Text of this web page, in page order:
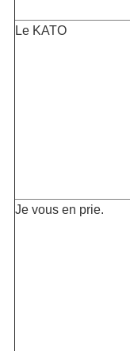
Le KATO
Je vous en prie.